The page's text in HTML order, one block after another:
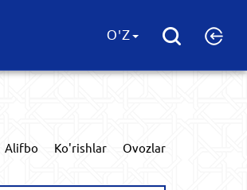
O'Z
Alifbo Ko'rishlar Ovozlar